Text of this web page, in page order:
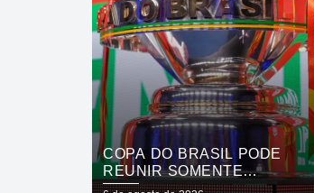
COPA DO BRASIL PODE
REUNIR SOMENTE
CAMPEÕES NAS QUARTAS